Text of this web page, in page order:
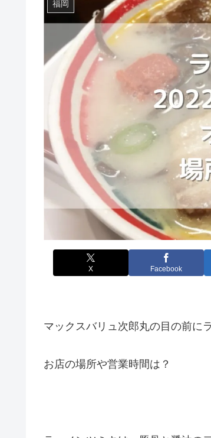
福岡
X Facebook
マックスバリュ次郎丸の目の前に
お店の場所や営業時間は？